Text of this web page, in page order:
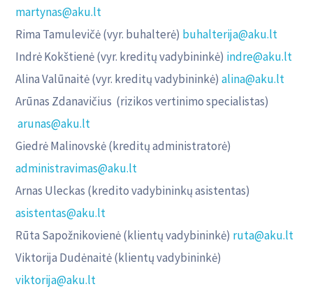
martynas@aku.lt
Rima Tamulevičė (vyr. buhalterė) buhalterija@aku.lt
Indrė Kokštienė (vyr. kreditų vadybininkė) indre@aku.lt
Alina Valūnaitė (vyr. kreditų vadybininkė)alina@aku.lt
Arūnas Zdanavičius (rizikos vertinimo specialistas)
arunas@aku.lt
Giedrė Malinovskė (kreditų administratorė)
administravimas@aku.lt
Arnas Uleckas (kredito vadybininkų asistentas)
asistentas@aku.lt
Rūta Sapožnikovienė (klientų vadybininkė) ruta@aku.lt
Viktorija Dudėnaitė (klientų vadybininkė)
viktorija@aku.lt